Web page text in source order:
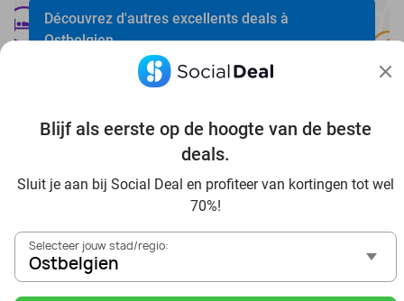
Blijf als eerste op de hoogte van de beste
deals.
Sluit je aan bij Social Deal en profiteer van kortingen tot wel
70%!
Selecteer jouw stad/regio:
Ostbelgien
Découvrez d'autres excellents deals à
Ostbelgien
Voordelig genieten in Ostbelgien: haal deal-inspiratie uit
In die Sauna in Ostbelgien und Umgebung
Tagesausflug zum Movie Park Germany mit Rabatt, von
Ostbelgien aus